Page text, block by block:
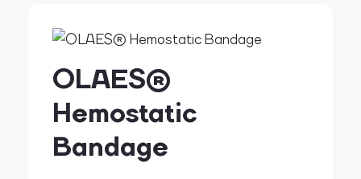
OLAES®
Hemostatic
Bandage